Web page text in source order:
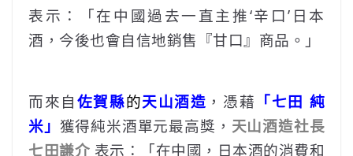
表示：「在中國過去一直主推‘辛口’日本
酒，今後也會自信地銷售『甘口』商品。」
而來自 佐賀縣的天山酒造 ，憑藉 「七田 純
米」 獲得純米酒單元最高獎， 天山酒造社長
七田謙介 表示：「在中國，日本酒的消費和